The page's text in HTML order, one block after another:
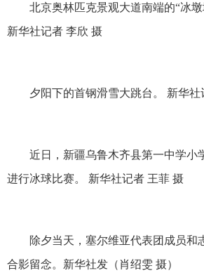
北京奥林匹克景观大道南端的“冰墩
新华社记者 李欣 摄
夕阳下的首钢滑雪大跳台。 新华社
近日，新疆乌鲁木齐县第一中学小
进行冰球比赛。 新华社记者 王菲 摄
除夕当天，塞尔维亚代表团成员和
合影留念。新华社发（肖绍雯 摄）